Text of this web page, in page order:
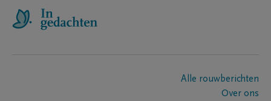
Alle rouwberichten
Over ons